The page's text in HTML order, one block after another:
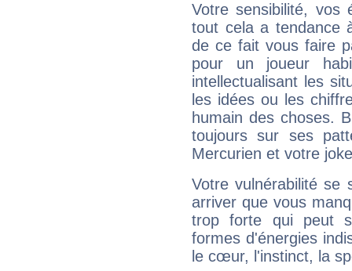
Votre sensibilité,
tout cela a tendance
de ce fait vous faire
pour un joueur
intellectualisant les
les idées ou les
humain des choses.
toujours sur ses
Mercurien et votre
Votre vulnérabilité se
arriver que vous
trop forte qui peut
formes d'énergies
le cœur, l'instinct, la